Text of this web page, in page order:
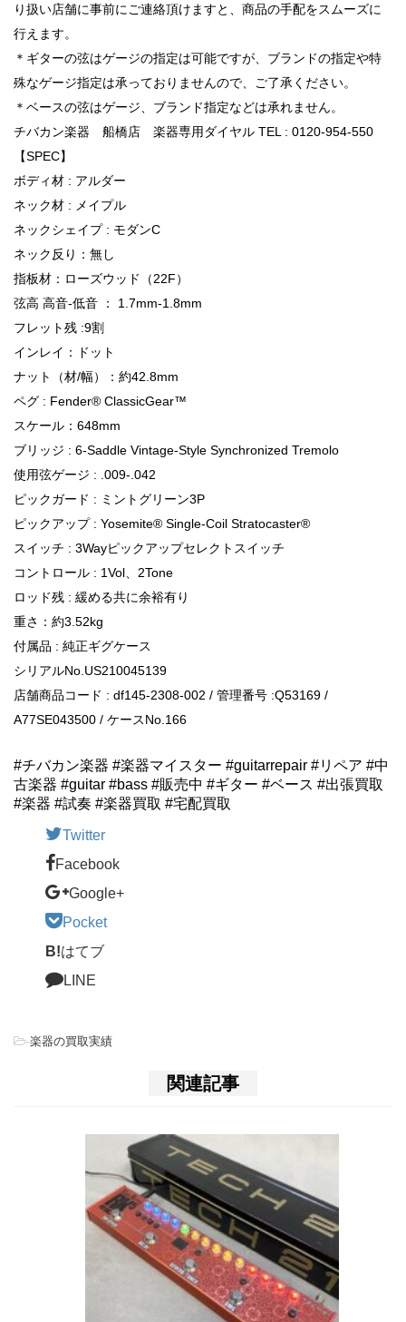
り扱い店舗に事前にご連絡頂けますと、商品の手配をスムーズに
行えます。
＊ギターの弦はゲージの指定は可能ですが、ブランドの指定や特
殊なゲージ指定は承っておりませんので、ご了承ください。
＊ベースの弦はゲージ、ブランド指定などは承れません。
チバカン楽器 船橋店 楽器専用ダイヤル TEL : 0120-954-550
【SPEC】
ボディ材 : アルダー
ネック材 : メイプル
ネックシェイプ : モダンC
ネック反り：無し
指板材：ローズウッド（22F）
弦高 高音-低音 ： 1.7mm-1.8mm
フレット残 :9割
インレイ：ドット
ナット（材/幅）：約42.8mm
ペグ : Fender® ClassicGear™
スケール：648mm
ブリッジ : 6-Saddle Vintage-Style Synchronized Tremolo
使用弦ゲージ : .009-.042
ピックガード : ミントグリーン3P
ピックアップ : Yosemite® Single-Coil Stratocaster®
スイッチ : 3Wayピックアップセレクトスイッチ
コントロール : 1Vol、2Tone
ロッド残 : 緩める共に余裕有り
重さ：約3.52kg
付属品 : 純正ギグケース
シリアルNo.US210045139
店舗商品コード : df145-2308-002 / 管理番号 :Q53169 /
A77SE043500 / ケースNo.166
#チバカン楽器 #楽器マイスター #guitarrepair #リペア #中
古楽器 #guitar #bass #販売中 #ギター #ベース #出張買取
#楽器 #試奏 #楽器買取 #宅配買取
Twitter
Facebook
Google+
Pocket
B!はてブ
LINE
-楽器の買取実績
関連記事